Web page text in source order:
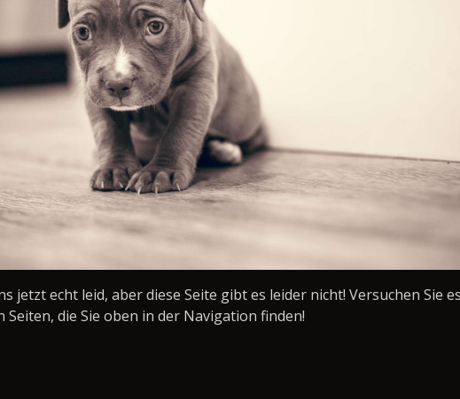
jetzt echt leid, aber diese Seite gibt es leider nicht! Versuchen Sie
Seiten, die Sie oben in der Navigation finden!